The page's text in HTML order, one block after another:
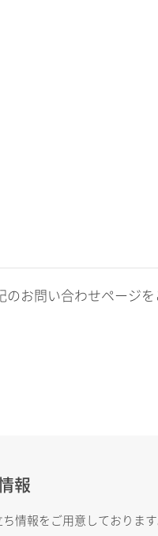
お問い合わせページを
報
情報をご用意しております